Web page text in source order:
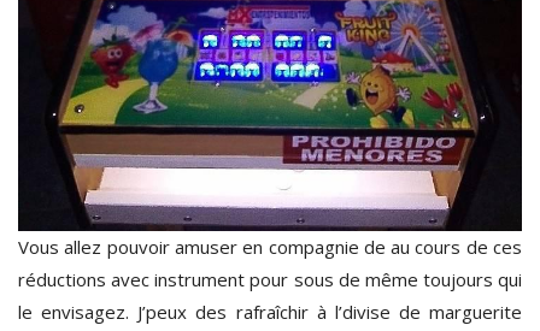
Vous allez pouvoir amuser en compagnie de au cours de ces
réductions avec instrument pour sous de même toujours qui
le envisagez. J’peux des rafraîchir à l’divise de marguerite